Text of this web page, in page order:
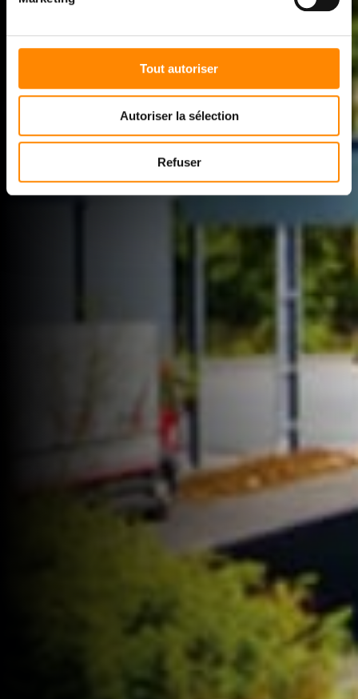
Tout autoriser
Autoriser la sélection
Refuser